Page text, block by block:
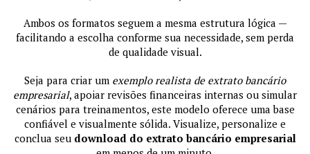
Ambos os formatos seguem a mesma estrutura lógica —
facilitando a escolha conforme sua necessidade, sem perda
de qualidade visual.
Seja para criar um exemplo realista de extrato bancário
empresarial, apoiar revisões financeiras internas ou simular
cenários para treinamentos, este modelo oferece uma base
confiável e visualmente sólida. Visualize, personalize e
conclua seu download do extrato bancário empresarial